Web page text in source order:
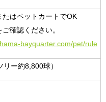
たはペットカートでOK
確認ください。
bayquarter.com/pet/rule
ー約8,800球）